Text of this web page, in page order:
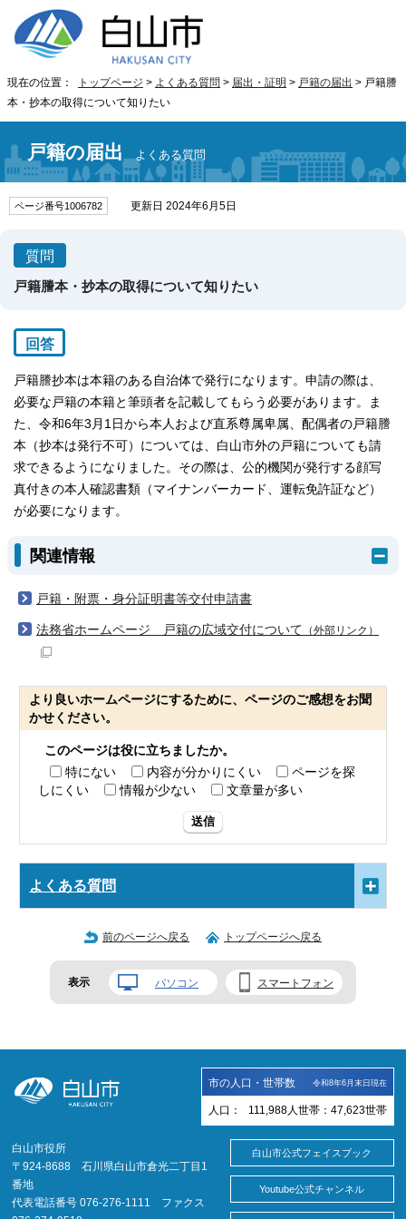
現在の位置： トップページ > よくある質問 > 届出・証明 > 戸籍の届出 > 戸籍謄
本・抄本の取得について知りたい
戸籍の届出 よくある質問
ページ番号1006782 更新日 2024年6月5日
質問
戸籍謄本・抄本の取得について知りたい
回答
戸籍謄抄本は本籍のある自治体で発行になります。申請の際は、
必要な戸籍の本籍と筆頭者を記載してもらう必要があります。ま
た、令和6年3月1日から本人および直系尊属卑属、配偶者の戸籍謄
本（抄本は発行不可）については、白山市外の戸籍についても請
求できるようになりました。その際は、公的機関が発行する顔写
真付きの本人確認書類（マイナンバーカード、運転免許証など）
が必要になります。
関連情報
戸籍・附票・身分証明書等交付申請書
法務省ホームページ 戸籍の広域交付について （外部リンク）
より良いホームページにするために、ページのご感想をお聞
かせください。
このページは役に立ちましたか。
特にない
内容が分かりにくい
ページを探
しにくい
情報が少ない 文章量が多い
送信
よくある質問
前のページへ戻る トップページへ戻る
表示 パソコン スマートフォン
市の人口・世帯数 令和8年6月末日現在
人口： 111,988 人 世帯： 47,623世帯
白山市役所
〒924-8688 石川県白山市倉光二丁目1
番地
代表電話番号 076-276-1111 ファクス
白山市公式フェイスブック
Youtube公式チャンネル